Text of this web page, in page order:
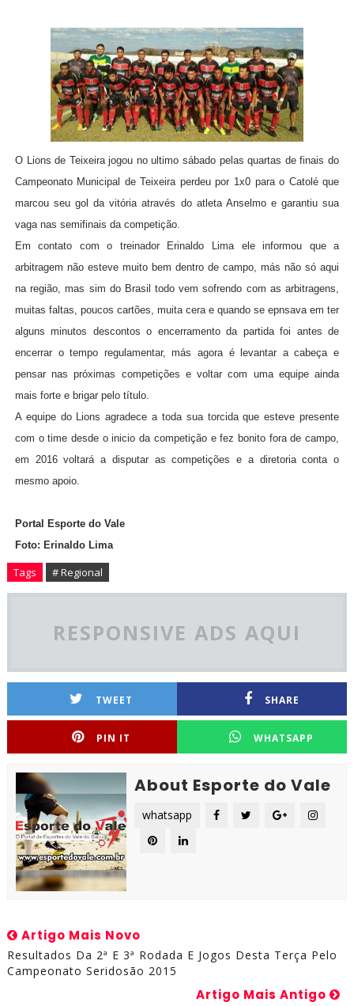
O Lions de Teixeira jogou no ultimo sábado pelas quartas de finais do
Campeonato Municipal de Teixeira perdeu por 1x0 para o Catolé que
marcou seu gol da vitória através do atleta Anselmo e garantiu sua
vaga nas semifinais da competição.
Em contato com o treinador Erinaldo Lima ele informou que a
arbitragem não esteve muito bem dentro de campo, más não só aqui
na região,mas sim do Brasil todo vem sofrendo com as arbitragens,
muitas faltas, poucos cartões, muita cera e quando se epnsava em ter
alguns minutos descontos o encerramento da partida foi antes de
encerrar o tempo regulamentar, más agora é levantar a cabeça e
pensar nas próximas competições e voltar com uma equipe ainda
mais forte e brigar pelo título.
A equipe do Lions agradece a toda sua torcida que esteve presente
com o time desde o inicio da competição e fez bonito fora de campo,
em 2016 voltará a disputar as competições e a diretoria conta o
mesmo apoio.
Portal Esporte do Vale
Foto: Erinaldo Lima
Tags # Regional
RESPONSIVE ADS AQUI
TWEET SHARE
PIN IT WHATSAPP
About Esporte do Vale
whatsapp
Artigo Mais Novo
Resultados Da 2ª E 3ª Rodada E Jogos Desta Terça Pelo
Campeonato Seridosão 2015
Artigo Mais Antigo